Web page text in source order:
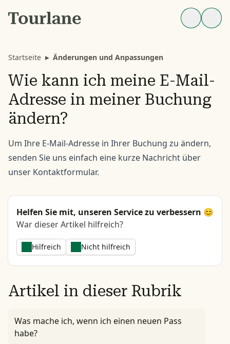
Startseite ▸ Änderungen und Anpassungen
Wie kann ich meine E-Mail-
Adresse in meiner Buchung
ändern?
Um Ihre E-Mail-Adresse in Ihrer Buchung zu ändern,
senden Sie uns einfach eine kurze Nachricht über
unser Kontaktformular.
Helfen Sie mit, unseren Service zu verbessern 😊
War dieser Artikel hilfreich?
Hilfreich Nicht hilfreich
Artikel in dieser Rubrik
Was mache ich, wenn ich einen neuen Pass
habe?